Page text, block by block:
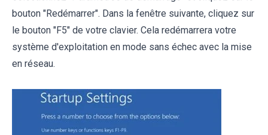
bouton "Redémarrer". Dans la fenêtre suivante, cliquez sur
le bouton "F5" de votre clavier. Cela redémarrera votre
système d'exploitation en mode sans échec avec la mise
en réseau.